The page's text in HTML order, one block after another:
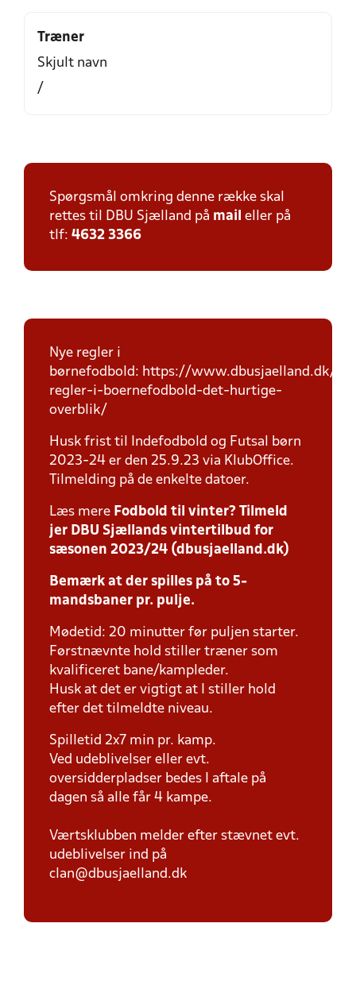
Træner
Skjult navn
/
Spørgsmål omkring denne række skal
rettes til DBU Sjælland på mail eller på
tlf: 4632 3366
Nye regler i
børnefodbold: https://www.dbusjaelland.dk/
regler-i-boernefodbold-det-hurtige-
overblik/
Husk frist til Indefodbold og Futsal børn
2023-24 er den 25.9.23 via KlubOffice.
Tilmelding på de enkelte datoer.
Læs mere Fodbold til vinter? Tilmeld
jer DBU Sjællands vintertilbud for
sæsonen 2023/24 (dbusjaelland.dk)
Bemærk at der spilles på to 5-
mandsbaner pr. pulje.
Mødetid: 20 minutter før puljen starter.
Førstnævnte hold stiller træner som
kvalificeret bane/kampleder.
Husk at det er vigtigt at I stiller hold
efter det tilmeldte niveau.
Spilletid 2x7 min pr. kamp.
Ved udeblivelser eller evt.
oversidderpladser bedes I aftale på
dagen så alle får 4 kampe.
Værtsklubben melder efter stævnet evt.
udeblivelser ind på
clan@dbusjaelland.dk